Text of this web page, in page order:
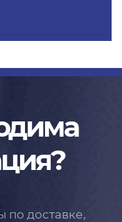
по доставке,